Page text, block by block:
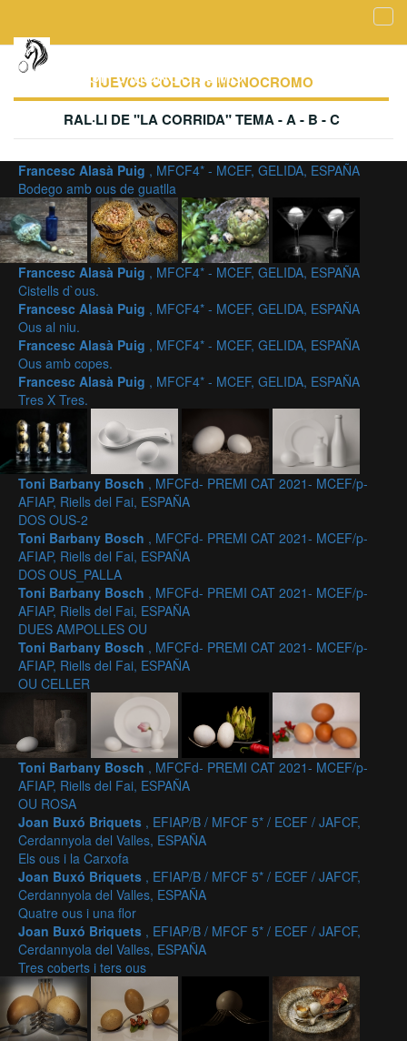
COLOR o MONOCROMO
HUEVOS COLOR o MONOCROMO
RAL·LI DE "LA CORRIDA" TEMA - A - B - C
Francesc Alasà Puig , MFCF4* - MCEF, GELIDA, ESPAÑA
Bodego amb ous de guatlla
Francesc Alasà Puig , MFCF4* - MCEF, GELIDA, ESPAÑA
Cistells d`ous.
Francesc Alasà Puig , MFCF4* - MCEF, GELIDA, ESPAÑA
Ous al niu.
Francesc Alasà Puig , MFCF4* - MCEF, GELIDA, ESPAÑA
Ous amb copes.
Francesc Alasà Puig , MFCF4* - MCEF, GELIDA, ESPAÑA
Tres X Tres.
Toni Barbany Bosch , MFCFd- PREMI CAT 2021- MCEF/p-
AFIAP, Riells del Fai, ESPAÑA
DOS OUS-2
Toni Barbany Bosch , MFCFd- PREMI CAT 2021- MCEF/p-
AFIAP, Riells del Fai, ESPAÑA
DOS OUS_PALLA
Toni Barbany Bosch , MFCFd- PREMI CAT 2021- MCEF/p-
AFIAP, Riells del Fai, ESPAÑA
DUES AMPOLLES OU
Toni Barbany Bosch , MFCFd- PREMI CAT 2021- MCEF/p-
AFIAP, Riells del Fai, ESPAÑA
OU CELLER
Toni Barbany Bosch , MFCFd- PREMI CAT 2021- MCEF/p-
AFIAP, Riells del Fai, ESPAÑA
OU ROSA
Joan Buxó Briquets , EFIAP/B / MFCF 5* / ECEF / JAFCF,
Cerdannyola del Valles, ESPAÑA
Els ous i la Carxofa
Joan Buxó Briquets , EFIAP/B / MFCF 5* / ECEF / JAFCF,
Cerdannyola del Valles, ESPAÑA
Quatre ous i una flor
Joan Buxó Briquets , EFIAP/B / MFCF 5* / ECEF / JAFCF,
Cerdannyola del Valles, ESPAÑA
Tres coberts i ters ous